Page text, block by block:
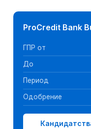
ProCredit Bank
ГПР от
До
Период
Одобрение